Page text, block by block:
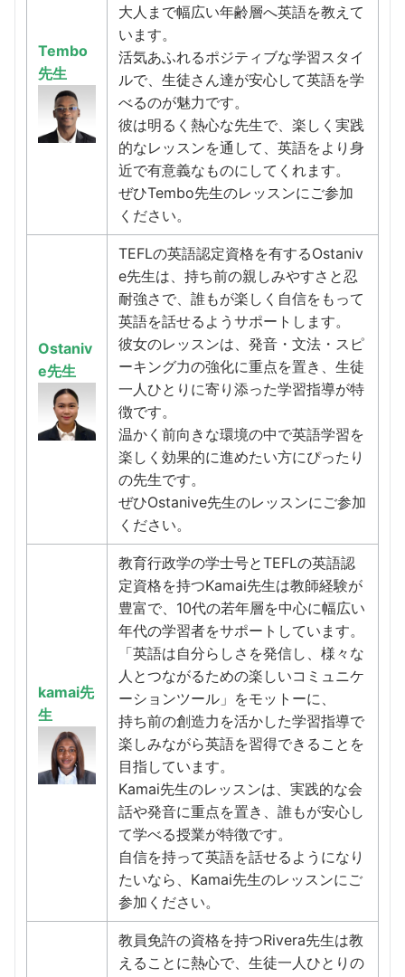
Tembo
先生
大人まで幅広い年齢層へ英語を教えて
います。
活気あふれるポジティブな学習スタイ
ルで、生徒さん達が安心して英語を学
べるのが魅力です。
彼は明るく熱心な先生で、楽しく実践
的なレッスンを通して、英語をより身
近で有意義なものにしてくれます。
ぜひTembo先生のレッスンにご参加
ください。
Ostaniv
e先生
TEFLの英語認定資格を有するOstaniv
e先生は、持ち前の親しみやすさと忍
耐強さで、誰もが楽しく自信をもって
英語を話せるようサポートします。
彼女のレッスンは、発音・文法・スピ
ーキング力の強化に重点を置き、生徒
一人ひとりに寄り添った学習指導が特
徴です。
温かく前向きな環境の中で英語学習を
楽しく効果的に進めたい方にぴったり
の先生です。
ぜひOstanive先生のレッスンにご参加
ください。
kamai先
生
教育行政学の学士号とTEFLの英語認
定資格を持つKamai先生は教師経験が
豊富で、10代の若年層を中心に幅広い
年代の学習者をサポートしています。
「英語は自分らしさを発信し、様々な
人とつながるための楽しいコミュニケ
ーションツール」をモットーに、
持ち前の創造力を活かした学習指導で
楽しみながら英語を習得できることを
目指しています。
Kamai先生のレッスンは、実践的な会
話や発音に重点を置き、誰もが安心し
て学べる授業が特徴です。
自信を持って英語を話せるようになり
たいなら、Kamai先生のレッスンにご
参加ください。
教員免許の資格を持つRivera先生は教
えることに熱心で、生徒一人ひとりの